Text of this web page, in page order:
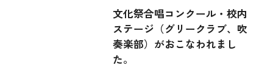
文化祭合唱コンクール・校内
ステージ（グリークラブ、吹
奏楽部）がおこなわれまし
た。